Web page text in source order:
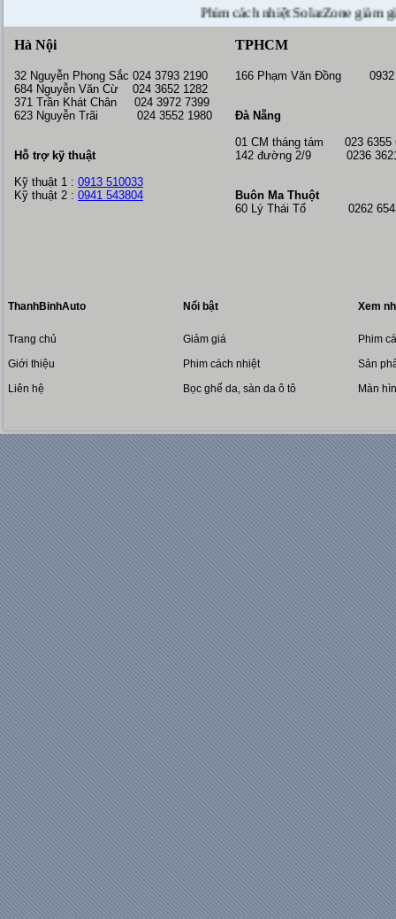
Phim cách nhiệt SolarZone giảm giá
Hà Nội
32 Nguyễn Phong Sắc 024 3793 2190
684 Nguyễn Văn Cừ 024 3652 1282
371 Trần Khát Chân 024 3972 7399
623 Nguyễn Trãi 024 3552 1980
Hỗ trợ kỹ thuật
Kỹ thuật 1 : 0913 510033
Kỹ thuật 2 : 0941 543804
TPHCM
166 Phạm Văn Đồng 0932
Đà Nẵng
01 CM tháng tám 023 6355
142 đường 2/9 0236
Buôn Ma Thuột
60 Lý Thái Tổ 0262
ThanhBinhAuto
Trang chủ
Giới thiệu
Liên hệ
Nổi bật
Giảm giá
Phim cách nhiệt
Bọc ghế da, sàn da ô tô
Xem
Phim
Sản
Màn